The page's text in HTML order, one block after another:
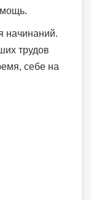
начинаний.
трудов
себе на